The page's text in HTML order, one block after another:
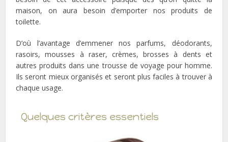
maison, on aura besoin d’emporter nos produits de
toilette.
D’où l’avantage d’emmener nos parfums, déodorants,
rasoirs, mousses à raser, crèmes, brosses à dents et
autres produits dans une trousse de voyage pour homme.
Ils seront mieux organisés et seront plus faciles à trouver à
chaque usage.
Quelques critères essentiels